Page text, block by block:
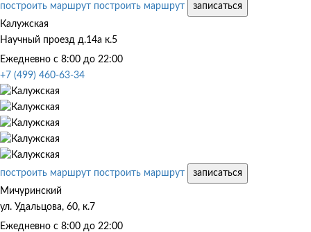
построить маршрут построить маршрут
записаться
Калужская
Научный проезд д.14а к.5
Ежедневно с 8:00 до 22:00
+7 (499) 460-63-34
построить маршрут построить маршрут
записаться
Мичуринский
ул. Удальцова, 60, к.7
Ежедневно с 8:00 до 22:00